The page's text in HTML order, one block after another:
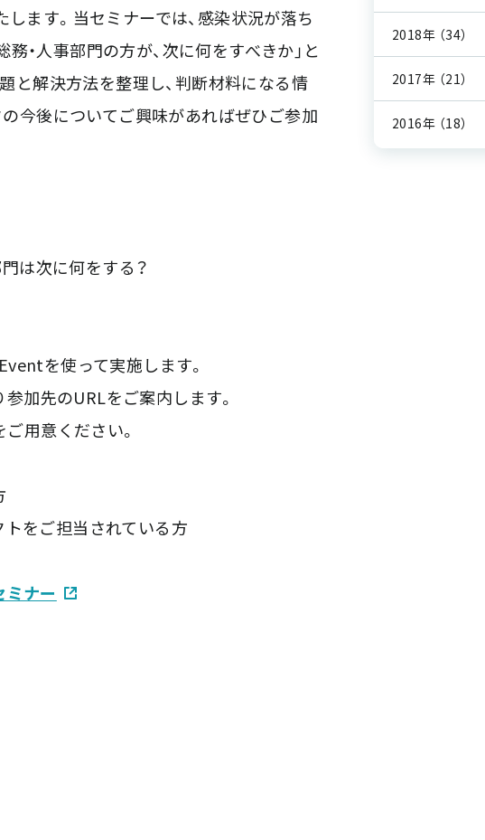
します。当セミナーでは、感染状況が落ち
務・人事部門の方が、次に何をすべきか」と
と解決方法を整理し、判断材料になる情
今後についてご興味があればぜひご参加
は次に何をする？
を使って実施します。
加先のURLをご案内します。
用意ください。
をご担当されている方
ミナー
2018年 （34）
2017年 （21）
2016年 （18）